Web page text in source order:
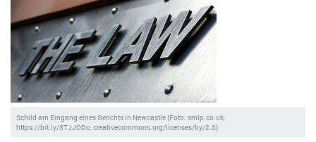
Schild am Eingang eines Gerichts in Newcastle (Foto: smlp.co.uk,
https://bit.ly/3TJJODo, creativecommons.org/licenses/by/2.0)